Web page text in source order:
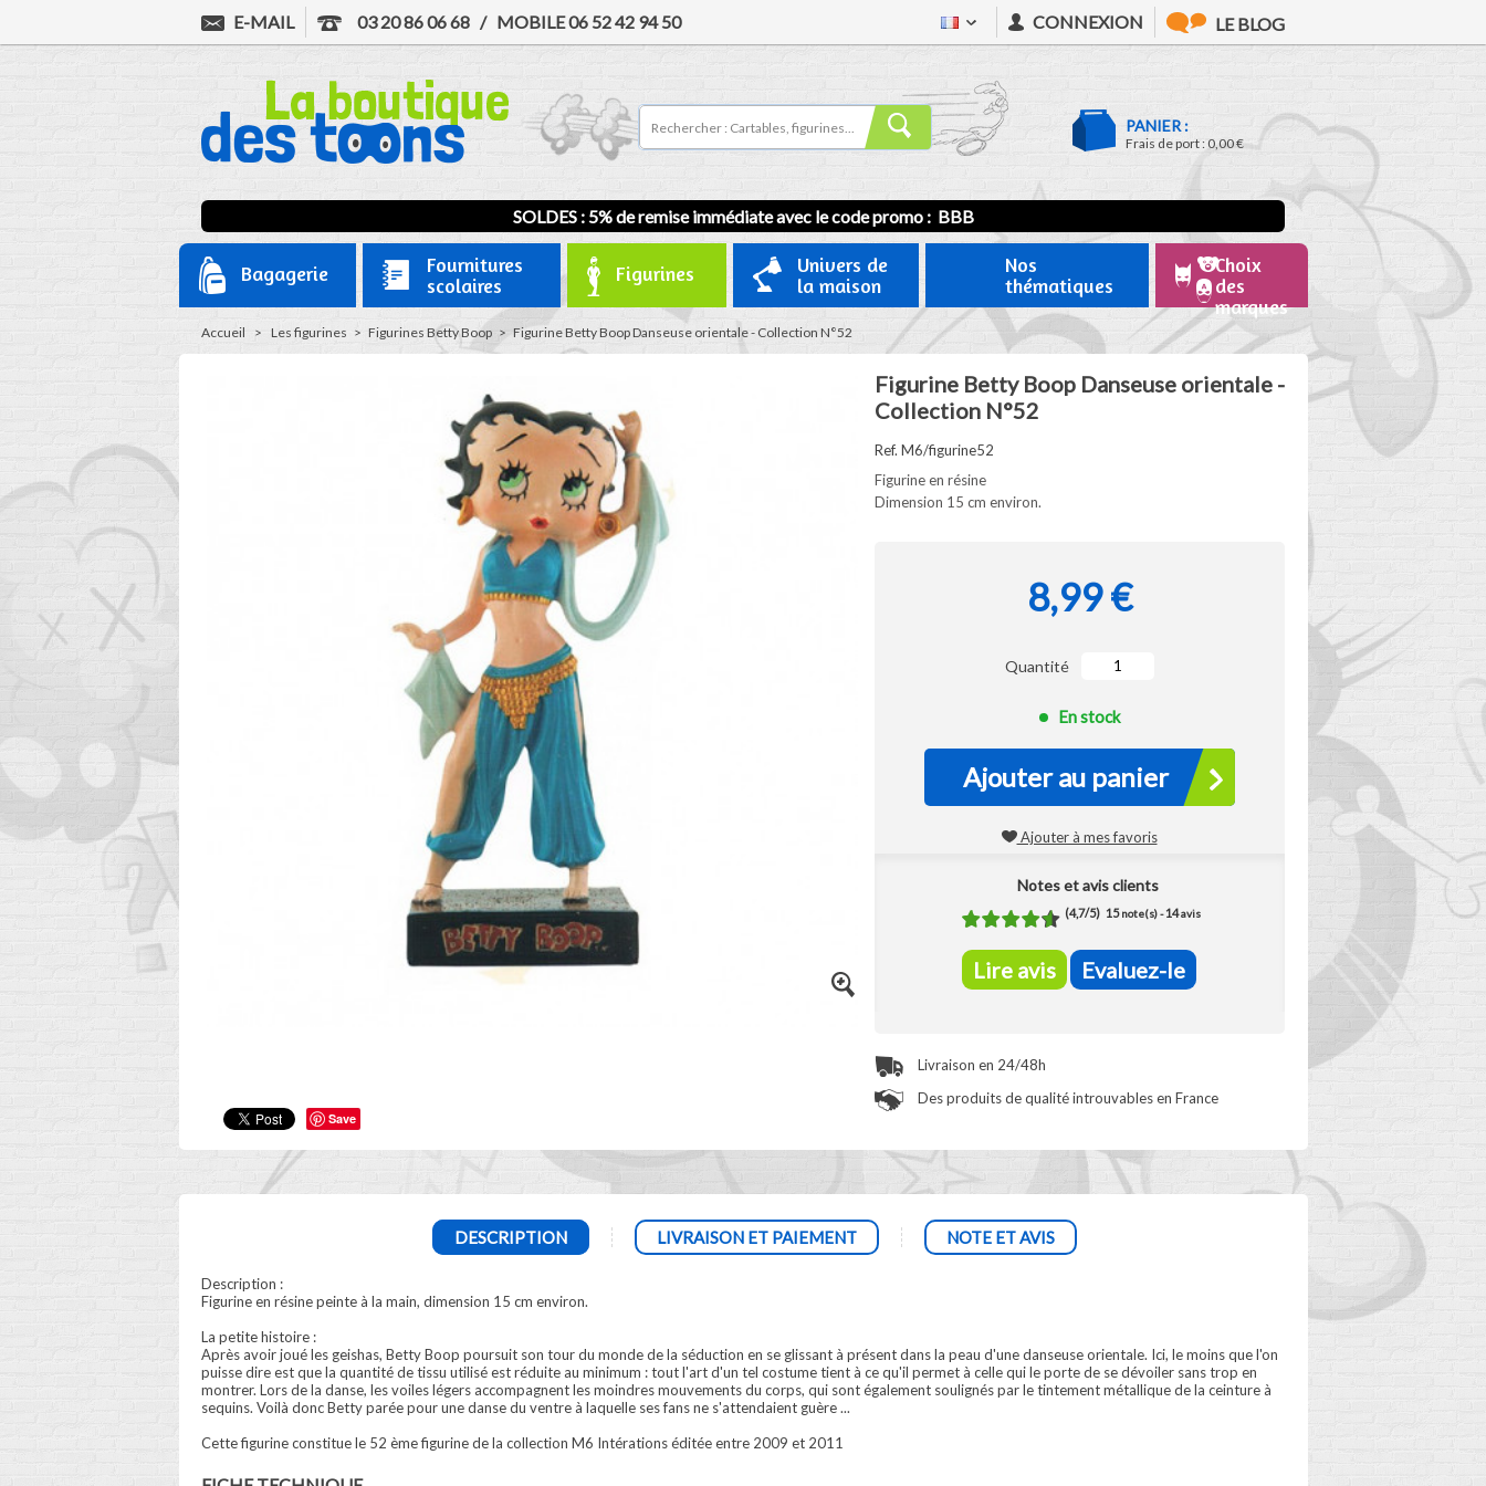
E-MAIL 03 20 86 06 68 / MOBILE06 52 42 94 50 CONNEXION LE BLOG
PANIER :
Frais de port : 0,00 €
SOLDES : 5% de remise immédiate avec le code promo : BBB
Bagagerie
Fournitures
scolaires
Figurines
Univers de
la maison
Nos
thématiques
Choix
des
marques
Accueil > Les figurines > Figurines Betty Boop > Figurine Betty Boop Danseuse orientale - Collection N°52
Save
Figurine Betty Boop Danseuse orientale -
Collection N°52
Ref. M6/figurine52
Figurine en résine
Dimension 15 cm environ.
8,99 €
Quantité
En stock
Ajouter au panier
Ajouter à mes favoris
Notes et avis clients
(4,7/5) 15note(s) -14avis
Lire avis Evaluez-le
Livraison en 24/48h
Des produits de qualité introuvables en France
DESCRIPTION LIVRAISON ET PAIEMENT NOTE ET AVIS
Description :
Figurine en résine peinte à la main, dimension 15 cm environ.
La petite histoire :
Après avoir joué les geishas, Betty Boop poursuit son tour du monde de la séduction en se glissant à présent dans la peau d'une danseuse orientale. Ici, le moins que l'on
puisse dire est que la quantité de tissu utilisé est réduite au minimum : tout l'art d'un tel costume tient à ce qu'il permet à celle qui le porte de se dévoiler sans trop en
montrer. Lors de la danse, les voiles légers accompagnent les moindres mouvements du corps, qui sont également soulignés par le tintement métallique de la ceinture à
sequins. Voilà donc Betty parée pour une danse du ventre à laquelle ses fans ne s'attendaient guère ...
Cette figurine constitue le 52 ème figurine de la collection M6 Intérations éditée entre 2009 et 2011